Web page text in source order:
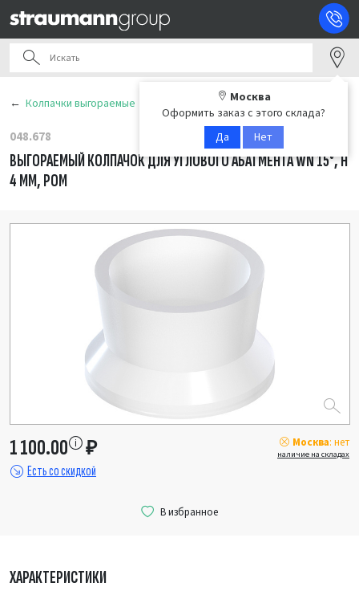
Москва
Оформить заказ с этого склада?
Да
Нет
Колпачки выгораемые
048.678
ВЫГОРАЕМЫЙ КОЛПАЧОК ДЛЯ УГЛОВОГО АБАТМЕНТА WN 15°, H
4 ММ, POM
ХАРАКТЕРИСТИКИ
1 100.00 ₽ Москва: нет
наличие на складах
Есть со скидкой